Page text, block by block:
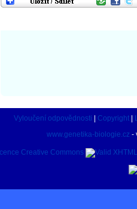
Vyloučení odpovědnosti | Copyright |
www.genetika-biologie.cz -